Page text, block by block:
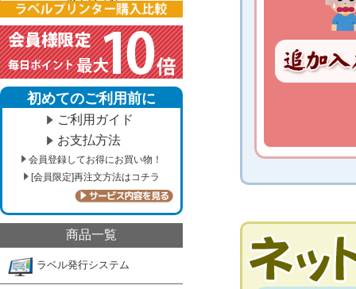
初めてのご利用前に
ご利用ガイド
お支払方法
会員登録してお得にお買い物！
[会員限定]再注文方法はコチラ
商品一覧
ラベル発行システム